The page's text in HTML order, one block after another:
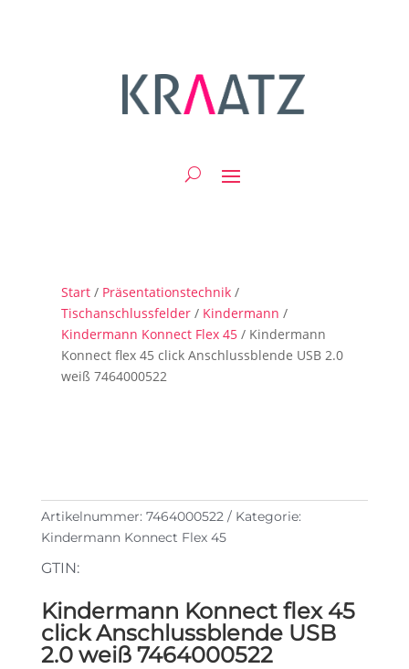
Start / Präsentationstechnik /
Tischanschlussfelder / Kindermann /
Kindermann Konnect Flex 45 / Kindermann
Konnect flex 45 click Anschlussblende USB 2.0
weiß 7464000522
Artikelnummer: 7464000522
Kategorie:
Kindermann Konnect Flex 45
GTIN:
Kindermann Konnect flex 45
click Anschlussblende USB
2.0 weiß 7464000522